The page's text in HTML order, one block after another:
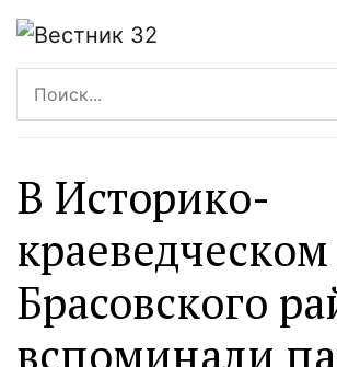
В Историко-
Брасовского
вспоминали